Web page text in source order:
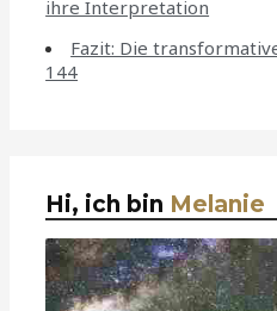
ihre Interpretation
Fazit: Die
144
Hi, ich bin Melanie